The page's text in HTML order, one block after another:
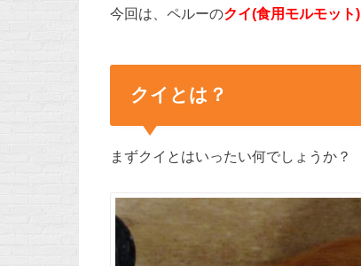
今回は、ペルーのクイ(食用モルモット)
クイとは？
まずクイとはいったい何でしょうか？